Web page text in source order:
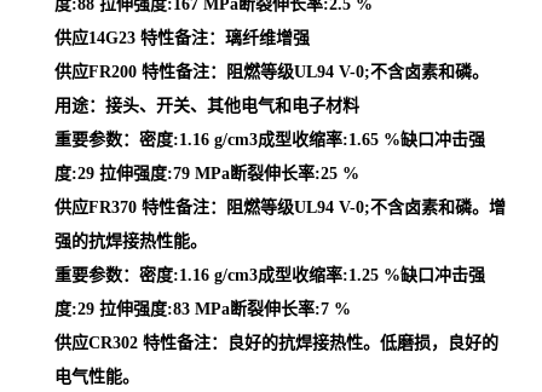
度:88 拉伸强度:167 MPa断裂伸长率:2.5 %
供应14G23 特性备注：璃纤维增强
供应FR200 特性备注：阻燃等级UL94 V-0;不含卤素和磷。
用途：接头、开关、其他电气和电子材料
重要参数：密度:1.16 g/cm3成型收缩率:1.65 %缺口冲击强
度:29 拉伸强度:79 MPa断裂伸长率:25 %
供应FR370 特性备注：阻燃等级UL94 V-0;不含卤素和磷。增
强的抗焊接热性能。
重要参数：密度:1.16 g/cm3成型收缩率:1.25 %缺口冲击强
度:29 拉伸强度:83 MPa断裂伸长率:7 %
供应CR302 特性备注：良好的抗焊接热性。低磨损，良好的
电气性能。